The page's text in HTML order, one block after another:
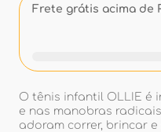
Frete grátis acima de
O tênis infantil OLLIE é
e nas manobras
adoram correr, brincar